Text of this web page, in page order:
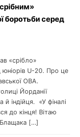
боротьби серед
«срібло»
юніорів U-20. Про це
ОВА.
Йорданії
індійця. «У фіналі
до кінця! Вітаю
Блащака […]